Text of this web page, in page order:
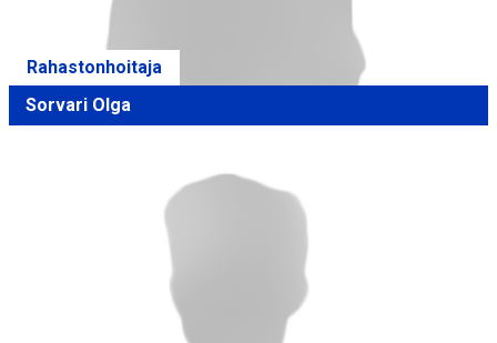
Rahastonhoitaja
Sorvari Olga